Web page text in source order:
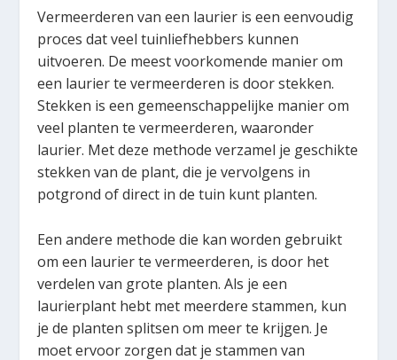
Vermeerderen van een laurier is een eenvoudig
proces dat veel tuinliefhebbers kunnen
uitvoeren. De meest voorkomende manier om
een laurier te vermeerderen is door stekken.
Stekken is een gemeenschappelijke manier om
veel planten te vermeerderen, waaronder
laurier. Met deze methode verzamel je geschikte
stekken van de plant, die je vervolgens in
potgrond of direct in de tuin kunt planten.
Een andere methode die kan worden gebruikt
om een laurier te vermeerderen, is door het
verdelen van grote planten. Als je een
laurierplant hebt met meerdere stammen, kun
je de planten splitsen om meer te krijgen. Je
moet ervoor zorgen dat je stammen van